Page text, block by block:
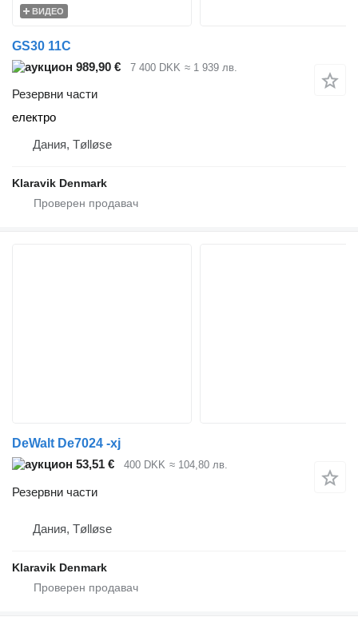
ВИДЕО
GS30 11C
989,90 €
7 400 DKK ≈ 1 939 лв.
Резервни части
електро
Дания, Tølløse
Klaravik Denmark
DeWalt De7024 -xj
53,51 €
400 DKK ≈ 104,80 лв.
Резервни части
Дания, Tølløse
Klaravik Denmark